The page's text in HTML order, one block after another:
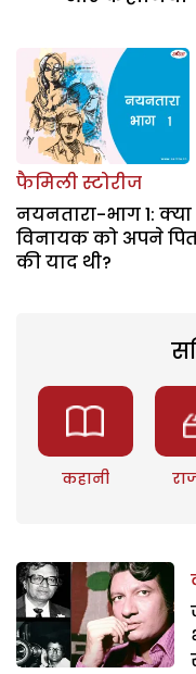
फैमिली स्टोरीज
नयनतारा-भाग 1: क्या
विनायक को अपने
की याद थी?
कहानी